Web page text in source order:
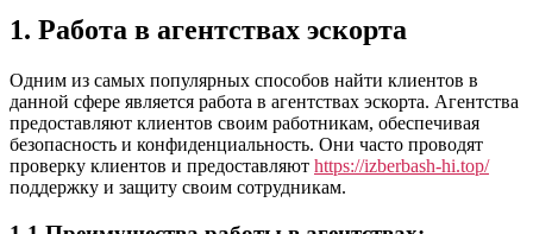
1. Работа в агентствах эскорта
Одним из самых популярных способов найти клиентов в
данной сфере является работа в агентствах эскорта. Агентства
предоставляют клиентов своим работникам, обеспечивая
безопасность и конфиденциальность. Они часто проводят
проверку клиентов и предоставляют https://izberbash-hi.top/
поддержку и защиту своим сотрудникам.